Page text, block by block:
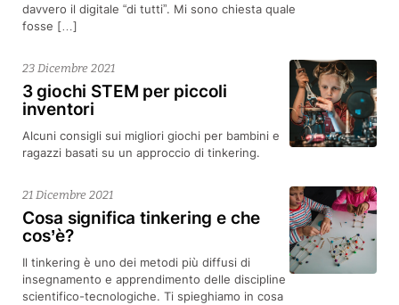
davvero il digitale “di tutti”. Mi sono chiesta quale
fosse […]
3 giochi STEM per piccoli
inventori
23 Dicembre 2021
Alcuni consigli sui migliori giochi per bambini e
ragazzi basati su un approccio di tinkering.
Cosa significa tinkering e che
cos’è?
21 Dicembre 2021
Il tinkering è uno dei metodi più diffusi di
insegnamento e apprendimento delle discipline
scientifico-tecnologiche. Ti spieghiamo in cosa